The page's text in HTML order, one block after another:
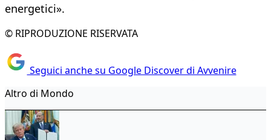
energetici».
© RIPRODUZIONE RISERVATA
Seguici anche su Google Discover di Avvenire
Altro di Mondo